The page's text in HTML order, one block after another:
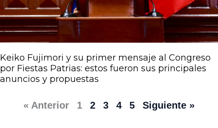
Keiko Fujimori y su primer mensaje al Congreso
por Fiestas Patrias: estos fueron sus principales
anuncios y propuestas
« Anterior 1 2 3 4 5 Siguiente »